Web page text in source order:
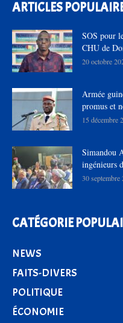
ARTICLES
SOS pour
CHU de
20 octobre
Armée
promus et
15 décembre
Simandou
ingénieurs
30 septembre
CATÉGORIE
NEWS
FAITS-DIVERS
POLITIQUE
ÉCONOMIE